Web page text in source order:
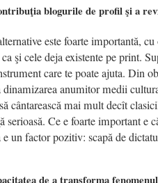
blogurile de profil şi a
este foarte importantă,
şi cele deja existente pe print.
care te poate ajuta. Din
dinamizarea anumitor medii
cântarească mai mult decît
serioasă. Ce e foarte important e
e un factor pozitiv: scapă de
de a transforma